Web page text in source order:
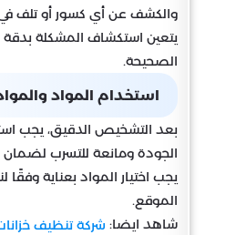
والكشف عن أي كسور أو تلف في
يتعين استكشاف المشكلة بدقة
الصحيحة.
استخدام المواد
بعد التشخيص الدقيق، يجب
الجودة ومانعة للتسرب
يجب اختيار المواد بعناية
الموقع.
شاهد ايضا: شركة تنظيف